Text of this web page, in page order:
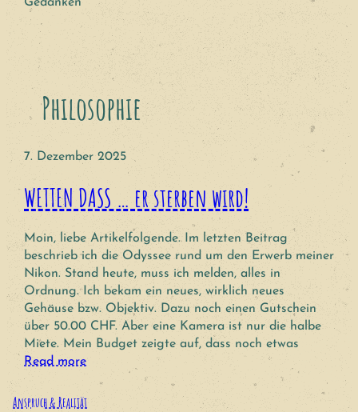
Philosophie
7. Dezember 2025
WETTEN DASS … er sterben wird!
Moin, liebe Artikelfolgende. Im letzten Beitrag
beschrieb ich die Odyssee rund um den Erwerb meiner
Nikon. Stand heute, muss ich melden, alles in
Ordnung. Ich bekam ein neues, wirklich neues
Gehäuse bzw. Objektiv. Dazu noch einen Gutschein
über 50.00 CHF. Aber eine Kamera ist nur die halbe
Miete. Mein Budget zeigte auf, dass noch etwas
Read more
Anspruch & Realität